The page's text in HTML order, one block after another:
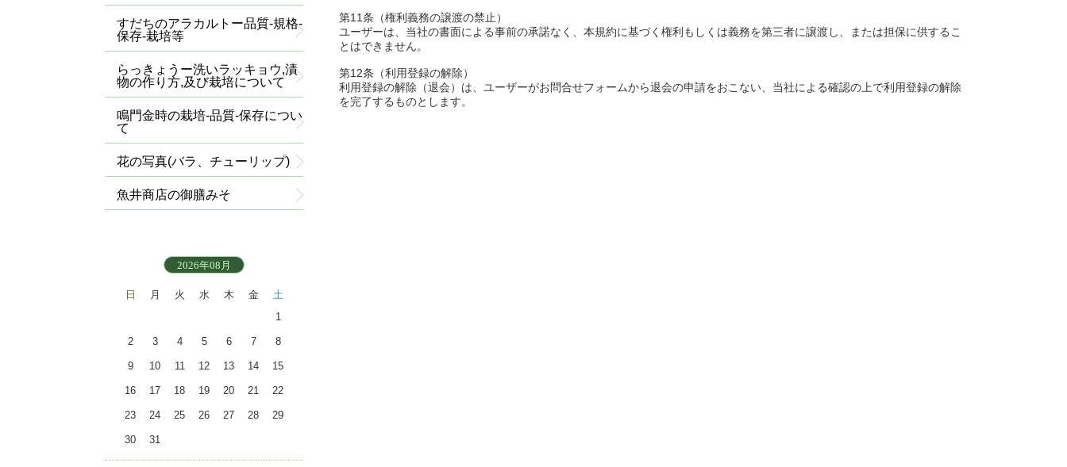
第11条（権利義務の譲渡の禁止）
ユーザーは、当社の書面による事前の承諾なく、本規約に基づく権利もしくは義務を第三者に譲渡し、または担保に供するこ
とはできません。
第12条（利用登録の解除）
利用登録の解除（退会）は、ユーザーがお問合せフォームから退会の申請をおこない、当社による確認の上で利用登録の解除
を完了するものとします。
すだちのアラカルトー品質-規格-
保存-栽培等
らっきょうー洗いラッキョウ,漬
物の作り方,及び栽培について
鳴門金時の栽培-品質-保存につい
て
花の写真(バラ、チューリップ)
魚井商店の御膳みそ
2026年08月
日 月 火 水 木 金
土
1
2 3 4 5 6 7 8
9 10 11 12 13 14 15
16 17 18 19 20 21 22
23 24 25 26 27 28 29
30 31